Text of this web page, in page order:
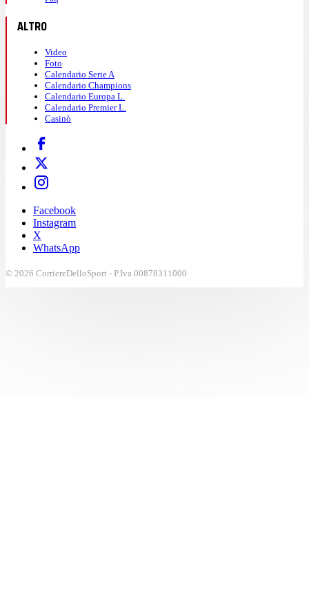
ALTRO
Video
Foto
Calendario Serie A
Calendario Champions
Calendario Europa L.
Calendario Premier L.
Casinò
Facebook
Instagram
X
WhatsApp
© 2026 CorriereDelloSport - P.Iva 00878311000